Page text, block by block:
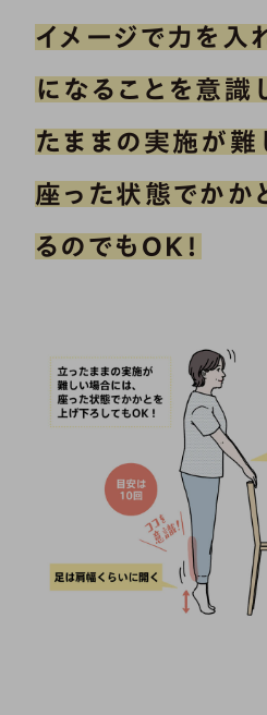
イメージで力を入
になることを意識
たままの実施が難
座った状態でかか
るのでもOK！